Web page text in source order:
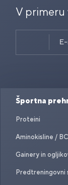
V primeru
Športna
Proteini
Aminokisline /
Gainery in
Predtreningovni